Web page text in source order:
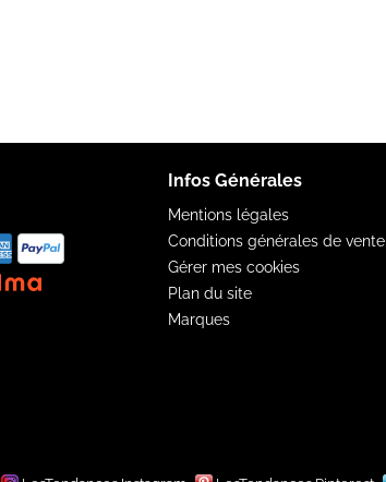
Infos Générales
Mentions légales
Conditions générales de vente
Gérer mes cookies
Plan du site
Marques